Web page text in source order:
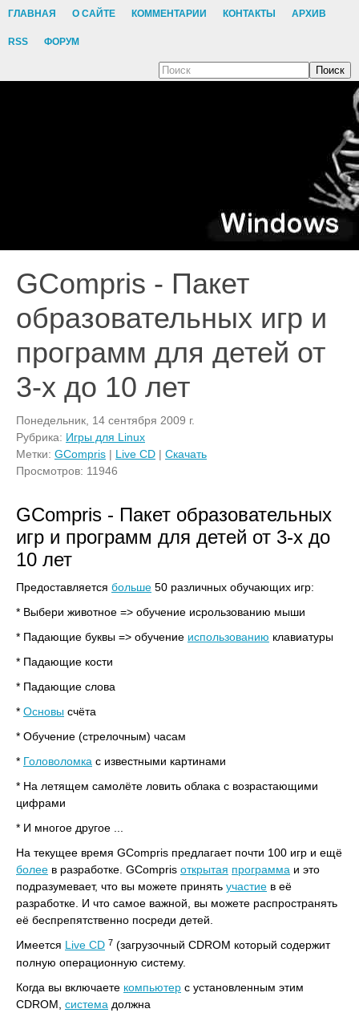
ГЛАВНАЯ О САЙТЕ КОММЕНТАРИИ КОНТАКТЫ АРХИВ
RSS ФОРУМ
Поиск
GCompris - Пакет
образовательных игр и
программ для детей от
3-х до 10 лет
Понедельник, 14 сентября 2009 г.
Рубрика: Игры для Linux
Метки: GCompris | Live CD | Скачать
Просмотров: 11946
GCompris - Пакет образовательных
игр и программ для детей от 3-х до
10 лет
Предоставляется больше 50 различных обучающих игр:
* Выбери животное => обучение исрользованию мыши
* Падающие буквы => обучение использованию клавиатуры
* Падающие кости
* Падающие слова
* Основы счёта
* Обучение (стрелочным) часам
* Головоломка с известными картинами
* На летящем самолёте ловить облака с возрастающими
цифрами
* И многое другое ...
На текущее время GCompris предлагает почти 100 игр и ещё
более в разработке. GCompris открытая программа и это
подразумевает, что вы можете принять участие в её
разработке. И что самое важной, вы можете распространять
её беспрепятственно посреди детей.
Имеется Live CD 7 (загрузочный CDROM который содержит
полную операционную систему.
Когда вы включаете компьютер с установленным этим
CDROM, система должна